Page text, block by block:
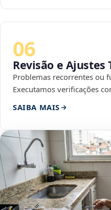
06
Revisão e Ajustes
Problemas recorrentes ou
Executamos verificações
SAIBA MAIS